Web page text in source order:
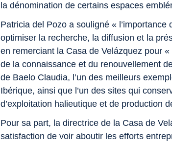
la dénomination de certains espaces
Patricia del Pozo a souligné «
optimiser la recherche, la diffusion et la
en remerciant la Casa de Velázquez pour
de la connaissance et du renouvellement
de Baelo Claudia, l’un des meilleurs
Ibérique, ainsi que l’un des sites qui
d’exploitation halieutique et de production
Pour sa part, la directrice de la Casa de
satisfaction de voir aboutir les efforts